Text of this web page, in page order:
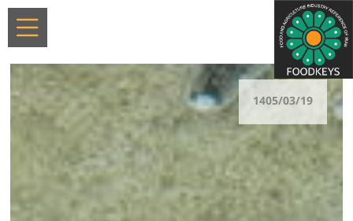
1405/03/19